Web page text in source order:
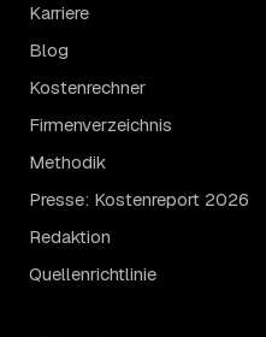
Karriere
Blog
Kostenrechner
Firmenverzeichnis
Methodik
Presse: Kostenreport 2026
Redaktion
Quellenrichtlinie